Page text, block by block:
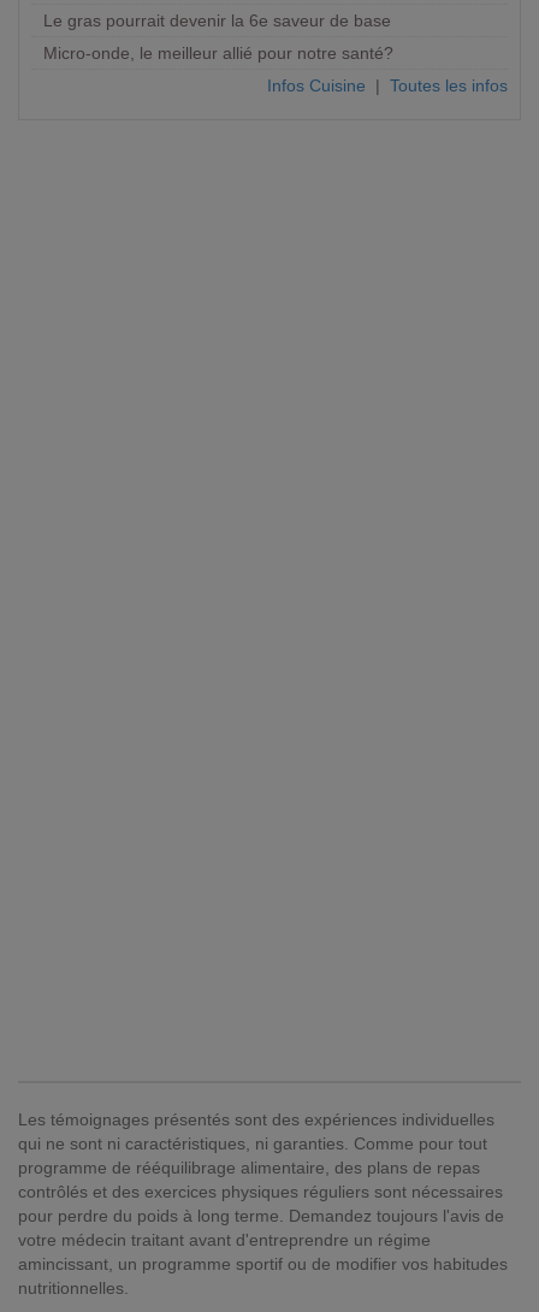
Le gras pourrait devenir la 6e saveur de base
Micro-onde, le meilleur allié pour notre santé?
Infos Cuisine | Toutes les infos
Les témoignages présentés sont des expériences individuelles
qui ne sont ni caractéristiques, ni garanties. Comme pour tout
programme de rééquilibrage alimentaire, des plans de repas
contrôlés et des exercices physiques réguliers sont nécessaires
pour perdre du poids à long terme. Demandez toujours l'avis de
votre médecin traitant avant d'entreprendre un régime
amincissant, un programme sportif ou de modifier vos habitudes
nutritionnelles.